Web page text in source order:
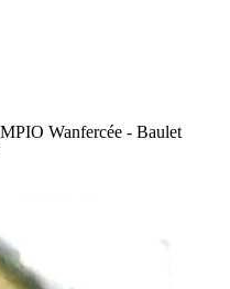
Wanfercée - Baulet